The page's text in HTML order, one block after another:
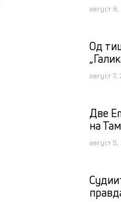
август
Од
август
Две
на
август